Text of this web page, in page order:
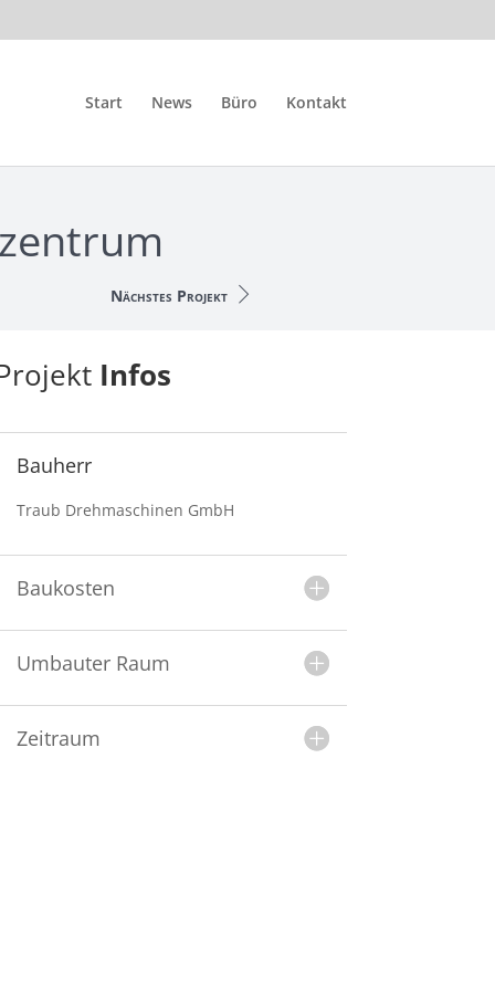
Start News Büro Kontakt
Nächstes Projekt
Infos
Bauherr
Traub Drehmaschinen GmbH
Baukosten
Umbauter Raum
Zeitraum